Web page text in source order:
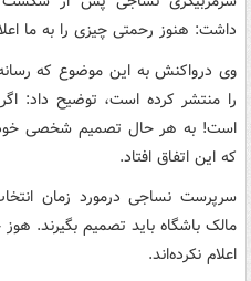
داشت: هنوز رحمتی چیزی را به ما
وی درواکنش به این موضوع که
را منتشر کرده است، توضیح داد:
است! به هر حال تصمیم شخصی
که این اتفاق افتاد.
سرپرست نساجی درمورد زمان
مالک باشگاه باید تصمیم بگیرند.
اعلام نکرده‌اند.